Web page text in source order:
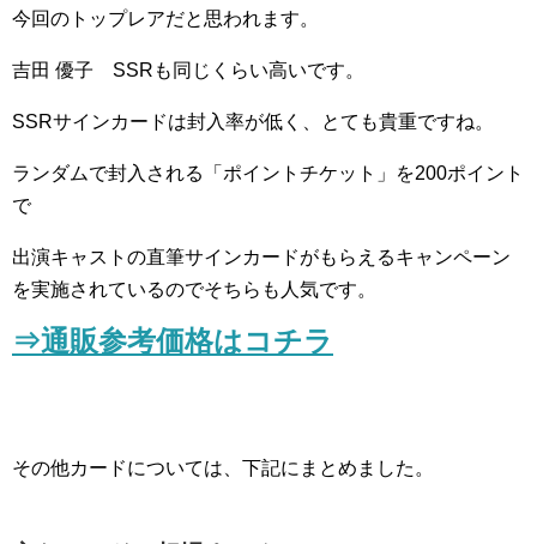
今回のトップレアだと思われます。
吉田 優子 SSRも同じくらい高いです。
SSRサインカードは封入率が低く、とても貴重ですね。
ランダムで封入される「ポイントチケット」を200ポイント
で
出演キャストの直筆サインカードがもらえるキャンペーン
を実施されているのでそちらも人気です。
⇒通販参考価格はコチラ
その他カードについては、下記にまとめました。